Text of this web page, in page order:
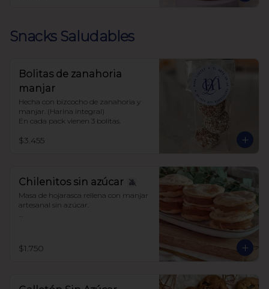
Snacks Saludables
Bolitas de zanahoria
manjar
Hecha con bizcocho de zanahoria y
manjar. (Harina integral)
En cada pack vienen 3 bolitas.
$3.455
Chilenitos sin azúcar
Masa de hojarasca rellena con manjar
artesanal sin azúcar.
$1.750